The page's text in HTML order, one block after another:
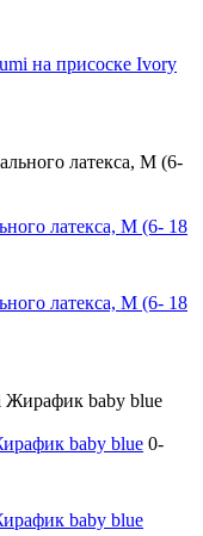
на присоске Ivory
латекса, M (6- 18
латекса, M (6- 18
baby blue 0-
baby blue